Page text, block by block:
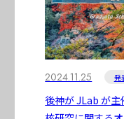
2024.11.25 発
後神が JLab が